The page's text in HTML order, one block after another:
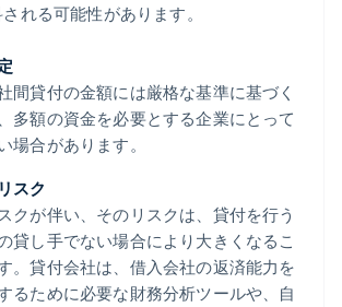
れる可能性があります。
間貸付の金額には厳格な基準に基づく
多額の資金を必要とする企業にとって
場合があります。
スク
クが伴い、そのリスクは、貸付を行う
貸し手でない場合により大きくなるこ
。貸付会社は、借入会社の返済能力を
るために必要な財務分析ツールや、自